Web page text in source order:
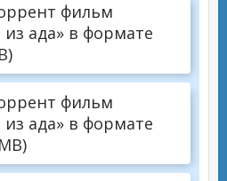
фильм
ада» в формате
фильм
ада» в формате